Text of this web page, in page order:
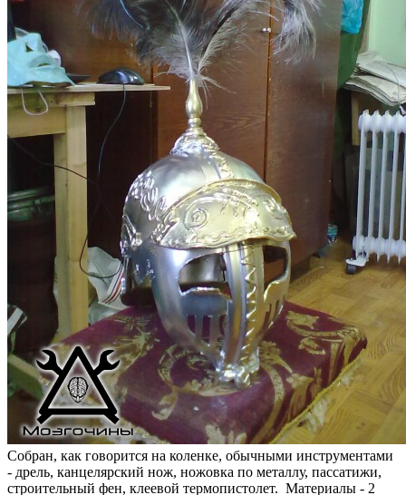
Собран, как говорится на коленке, обычными инструментами
- дрель, канцелярский нож, ножовка по металлу, пассатижи,
строительный фен, клеевой термопистолет. Материалы - 2